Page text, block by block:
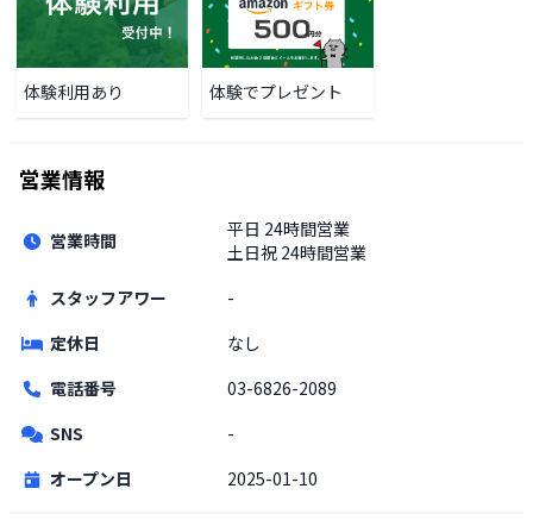
体験利用あり 体験でプレゼント
営業情報
営業時間 平日 24時間営業
土日祝 24時間営業
スタッフアワー
-
定休日
なし
電話番号
03-6826-2089
SNS
-
オープン日
2025-01-10